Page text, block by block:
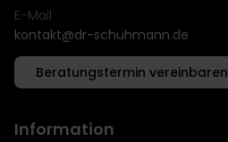
E-Mail
kontakt@dr-schuhmann.de
Beratungstermin vereinbaren
Information